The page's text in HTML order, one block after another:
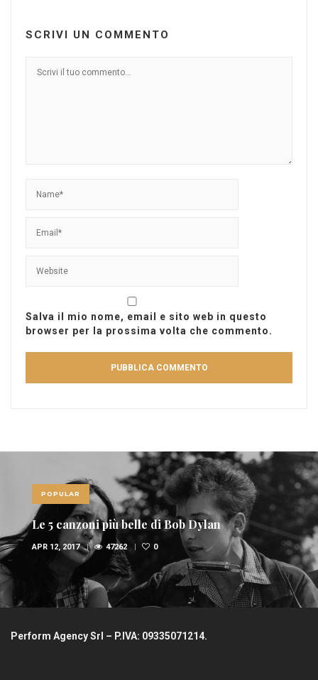
SCRIVI UN COMMENTO
Salva il mio nome, email e sito web in questo
browser per la prossima volta che commento.
POPULAR
Le 5 canzoni più belle di Bob Dylan
APR 12, 2017 47262 0
Perform Agency Srl – P.IVA: 09335071214.